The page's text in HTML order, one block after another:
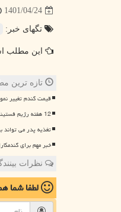
1401/04/24
تگهای خبر:
این مطلب
تازه ترین
قیمت گندم تغییر
12 هفته رژیم فستینگ به حفظ کاهش وزن در یک سال بعد کمک نماید
تغذیه پدر می تواند
خبر مهم برای
نظرات
لطفا شما